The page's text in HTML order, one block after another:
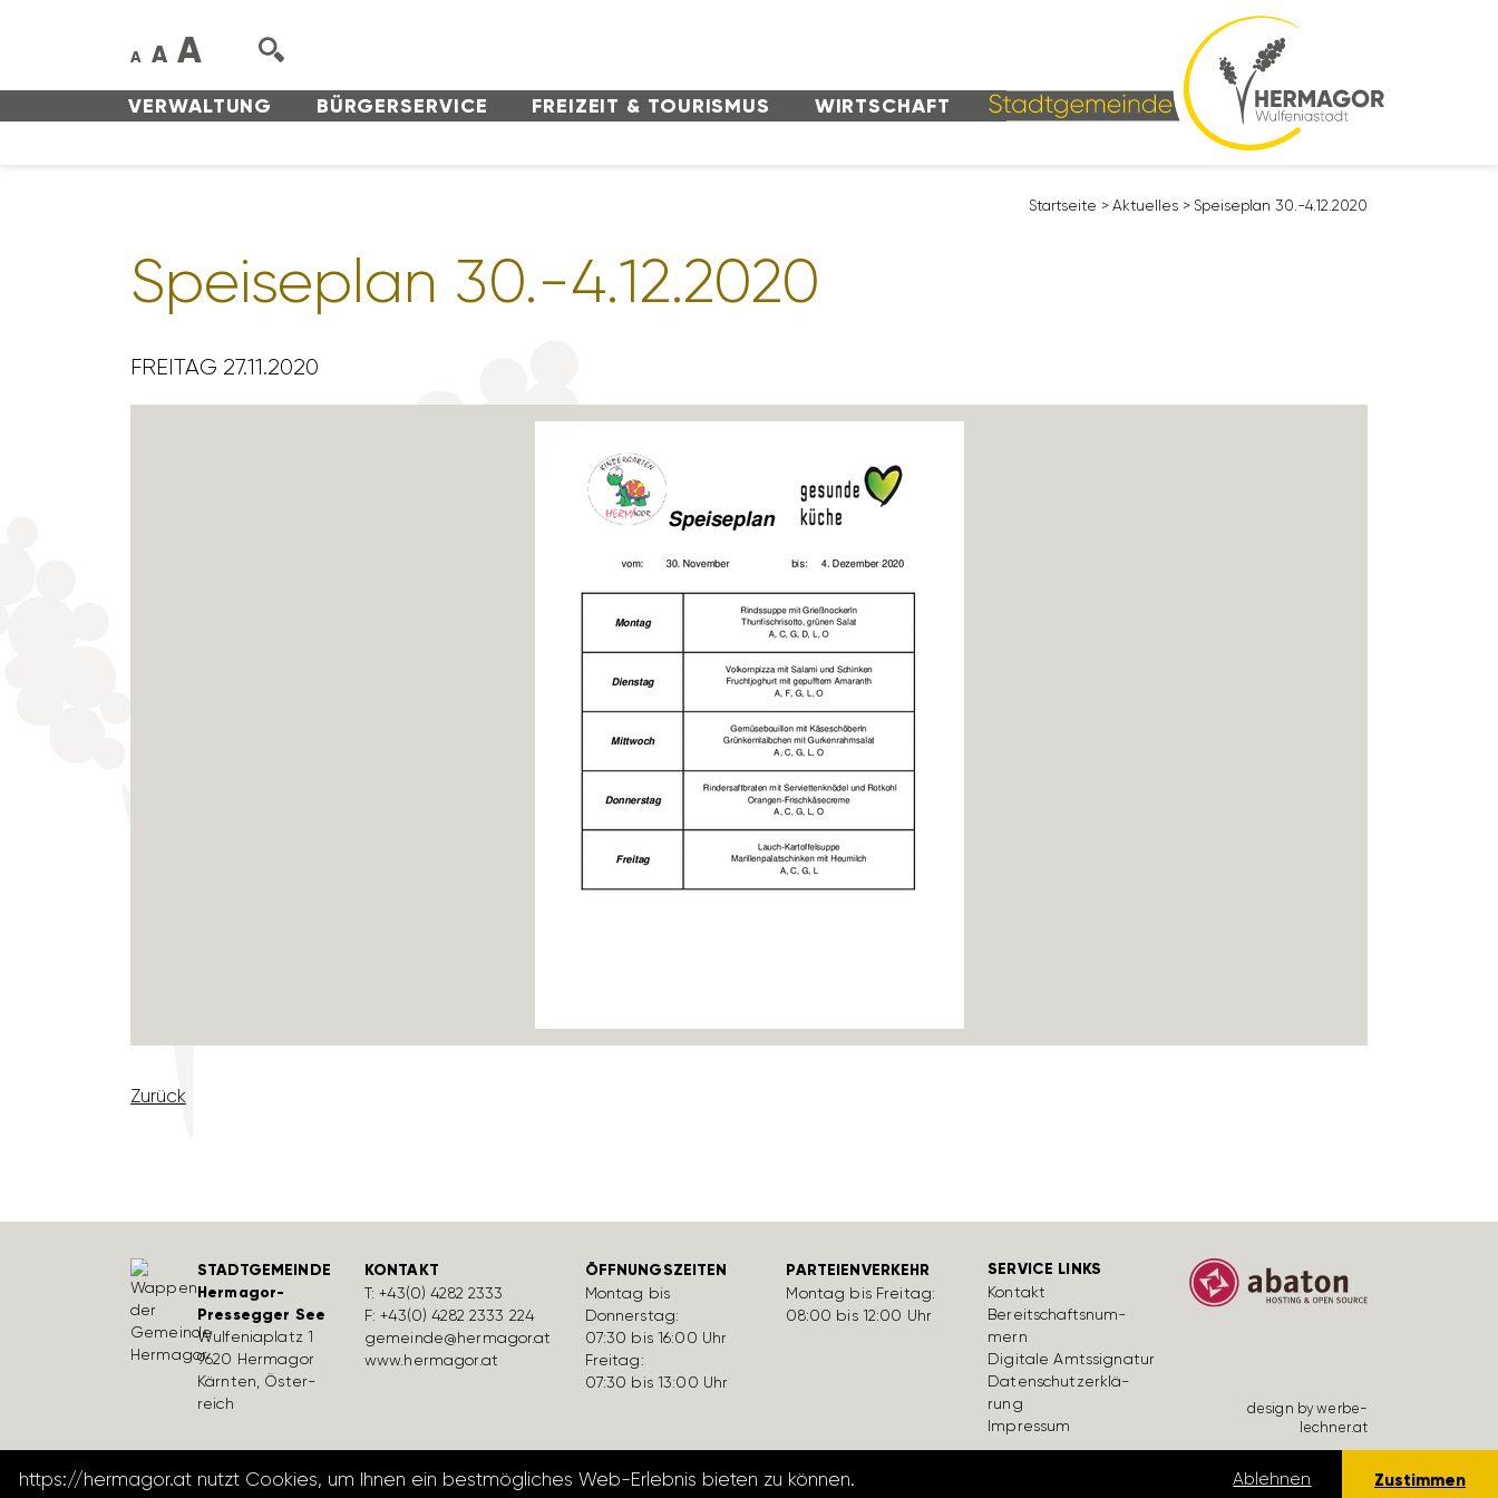
https://hermagor.at nutzt Cookies, um Ihnen ein bestmögliches Web-Erlebnis bieten zu können. Ablehnen Zustimmen
VERWAL­TUNG BÜRGER­SERVICE FREI­ZEIT & TOURISMUS WIRT­SCHAFT
A A A
Start­seite > Aktu­elles > Spei­se­plan 30.-4.12.2020
Spei­se­plan 30.-4.12.2020
FREITAG 27.11.2020
Zurück
STADTGEMEINDE
Hermagor-
Pressegger See
Wulfe­nia­platz 1
9620 Hermagor
Kärnten, Öster­
reich
KONTAKT
T:+43(0) 4282 2333
F: +43(0) 4282 2333 224
gemeinde@hermagor.at
www.hermagor.at
ÖFFNUNGSZEITEN
Montag bis
Donnerstag:
07:30 bis 16:00 Uhr
Freitag:
07:30 bis 13:00 Uhr
PARTEIENVERKEHR
Montag bis Freitag:
08:00 bis 12:00 Uhr
SERVICE LINKS
Kontakt
Bereit­schafts­num­
mern
Digi­tale Amts­si­gnatur
Daten­schutz­er­klä­
rung
Impressum
design by werbe­
lechner.at